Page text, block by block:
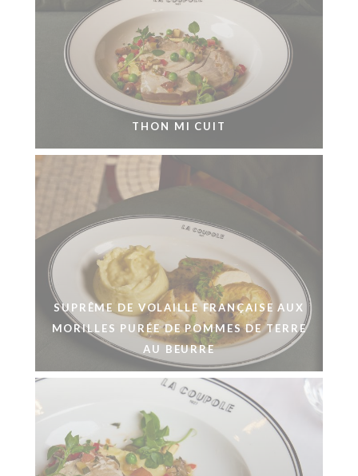
THON MI CUIT
SUPRÊME DE VOLAILLE FRANÇAISE AUX
MORILLES PURÉE DE POMMES DE TERRE
AU BEURRE